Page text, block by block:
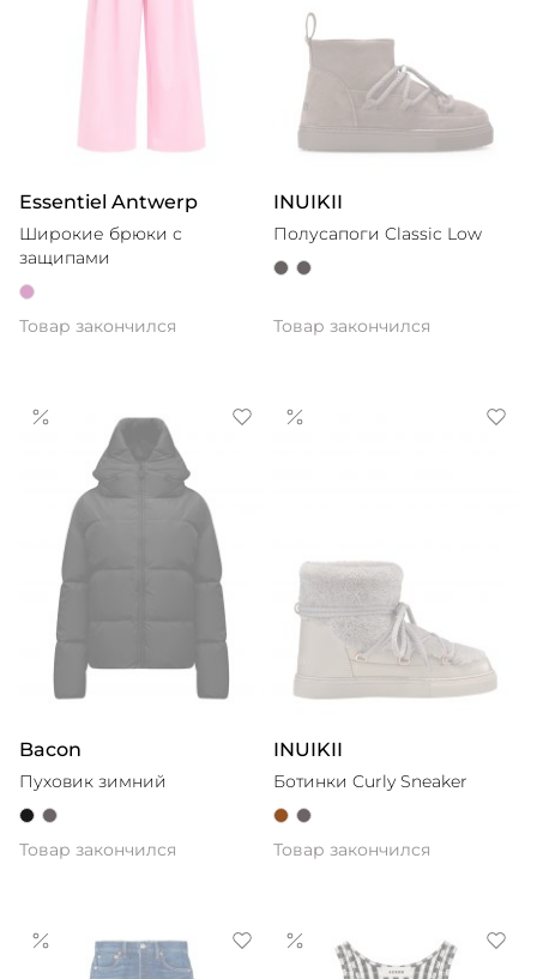
Essentiel Antwerp
Широкие брюки с
защипами
Товар закончился
INUIKII
Полусапоги Classic Low
Товар закончился
Bacon
Пуховик зимний
Товар закончился
INUIKII
Ботинки Curly Sneaker
Товар закончился